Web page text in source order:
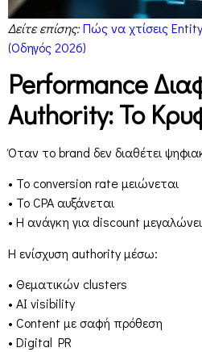
Δείτε επίσης:Πώς να χτίσεις
(Οδηγός 2026)
Performance
Authority: Το
Όταν το brand δεν διαθέτει
• Το conversion rate μειώνεται
• Το CPA αυξάνεται
• Η ανάγκη για discount μεγαλώνει
Η ενίσχυση authority μέσω:
• Θεματικών clusters
• AI visibility
• Content με σαφή πρόθεση
• Digital PR